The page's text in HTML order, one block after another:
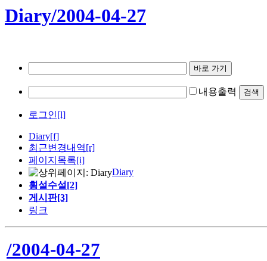
Diary/2004-04-27
내용출력
로그인[l]
Diary[f]
최근변경내역[r]
페이지목록[i]
Diary
횡설수설[2]
게시판[3]
링크
/2004-04-27